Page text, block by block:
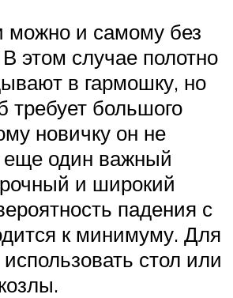
можно и самому без
этом случае полотно
в гармошку, но
требует большого
новичку он не
еще один важный
и широкий
падения с
к минимуму. Для
стол или